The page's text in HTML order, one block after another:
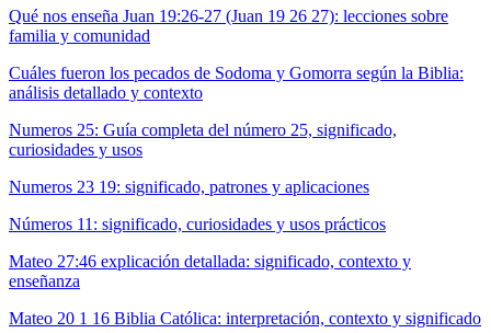
Qué nos enseña Juan 19:26-27 (Juan 19 26 27): lecciones sobre
familia y comunidad
Cuáles fueron los pecados de Sodoma y Gomorra según la Biblia:
análisis detallado y contexto
Numeros 25: Guía completa del número 25, significado,
curiosidades y usos
Numeros 23 19: significado, patrones y aplicaciones
Números 11: significado, curiosidades y usos prácticos
Mateo 27:46 explicación detallada: significado, contexto y
enseñanza
Mateo 20 1 16 Biblia Católica: interpretación, contexto y significado